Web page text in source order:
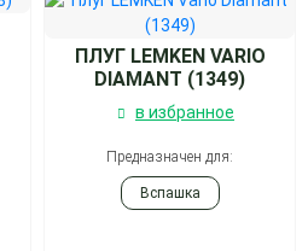
ПЛУГ LEMKEN VARIO
DIAMANT (1349)
в избранное
Предназначен для:
Вспашка